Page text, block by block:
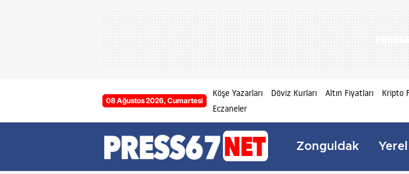
08 Ağustos 2026, Cumartesi
Köşe Yazarları Döviz Kurları Altın Fiyatları
Kripto
Eczaneler
Zonguldak Yerel